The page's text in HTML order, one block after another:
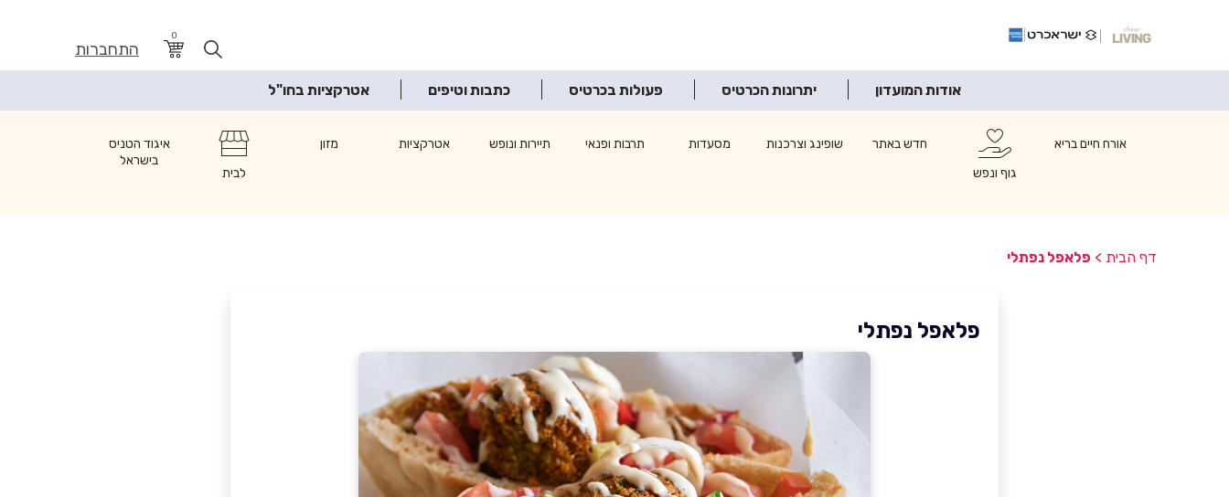
0
התחברות
אודות המועדון יתרונות הכרטיס פעולות בכרטיס כתבות וטיפים אטרקציות בחו"ל
אורח חיים בריא
גוף ונפש
חדש באתר שופינג וצרכנות מסעדות תרבות ופנאי תיירות ונופש אטרקציות
מזון
לבית
איגוד הטניס
בישראל
דף הבית > פלאפל נפתלי
פלאפל נפתלי